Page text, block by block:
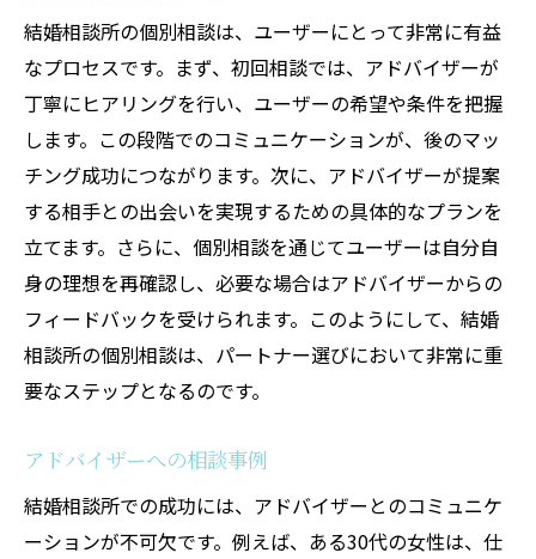
結婚相談所の個別相談は、ユーザーにとって非常に有益
なプロセスです。まず、初回相談では、アドバイザーが
丁寧にヒアリングを行い、ユーザーの希望や条件を把握
します。この段階でのコミュニケーションが、後のマッ
チング成功につながります。次に、アドバイザーが提案
する相手との出会いを実現するための具体的なプランを
立てます。さらに、個別相談を通じてユーザーは自分自
身の理想を再確認し、必要な場合はアドバイザーからの
フィードバックを受けられます。このようにして、結婚
相談所の個別相談は、パートナー選びにおいて非常に重
要なステップとなるのです。
アドバイザーへの相談事例
結婚相談所での成功には、アドバイザーとのコミュニケ
ーションが不可欠です。例えば、ある30代の女性は、仕